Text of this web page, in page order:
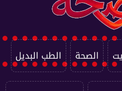
الصحة الطب البديل